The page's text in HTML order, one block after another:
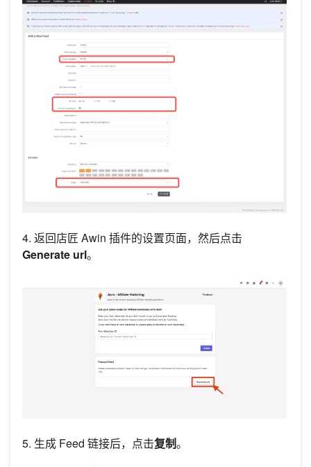
4. 返回店匠 Awin 插件的设置页面，然后点击
Generate url。
5. 生成 Feed 链接后，点击复制。